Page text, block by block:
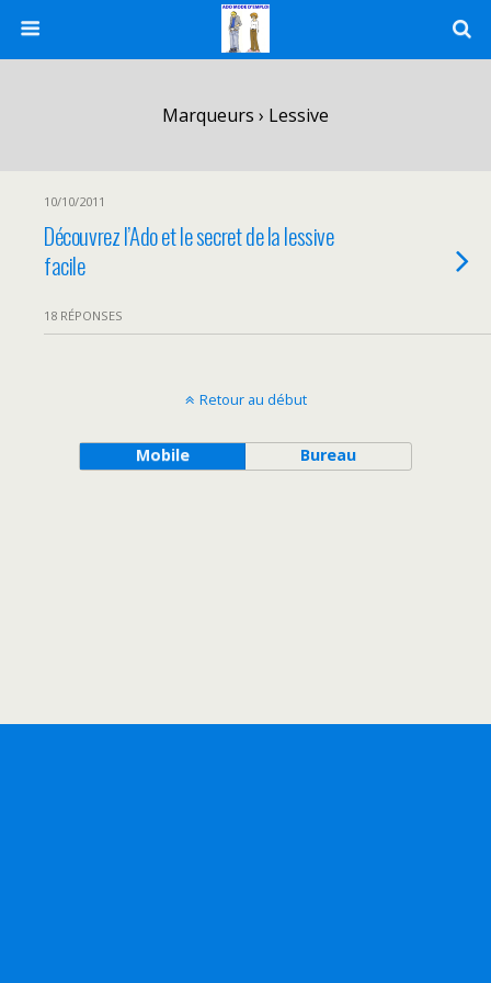
Marqueurs › Lessive
10/10/2011
Découvrez l’Ado et le secret de la lessive
facile
18 RÉPONSES
Retour au début
Mobile Bureau